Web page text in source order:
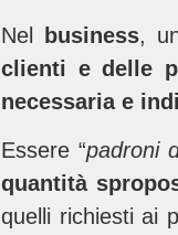
Nel business,
clienti e delle
necessaria e
Essere “padroni
quantità
quelli richiesti ai